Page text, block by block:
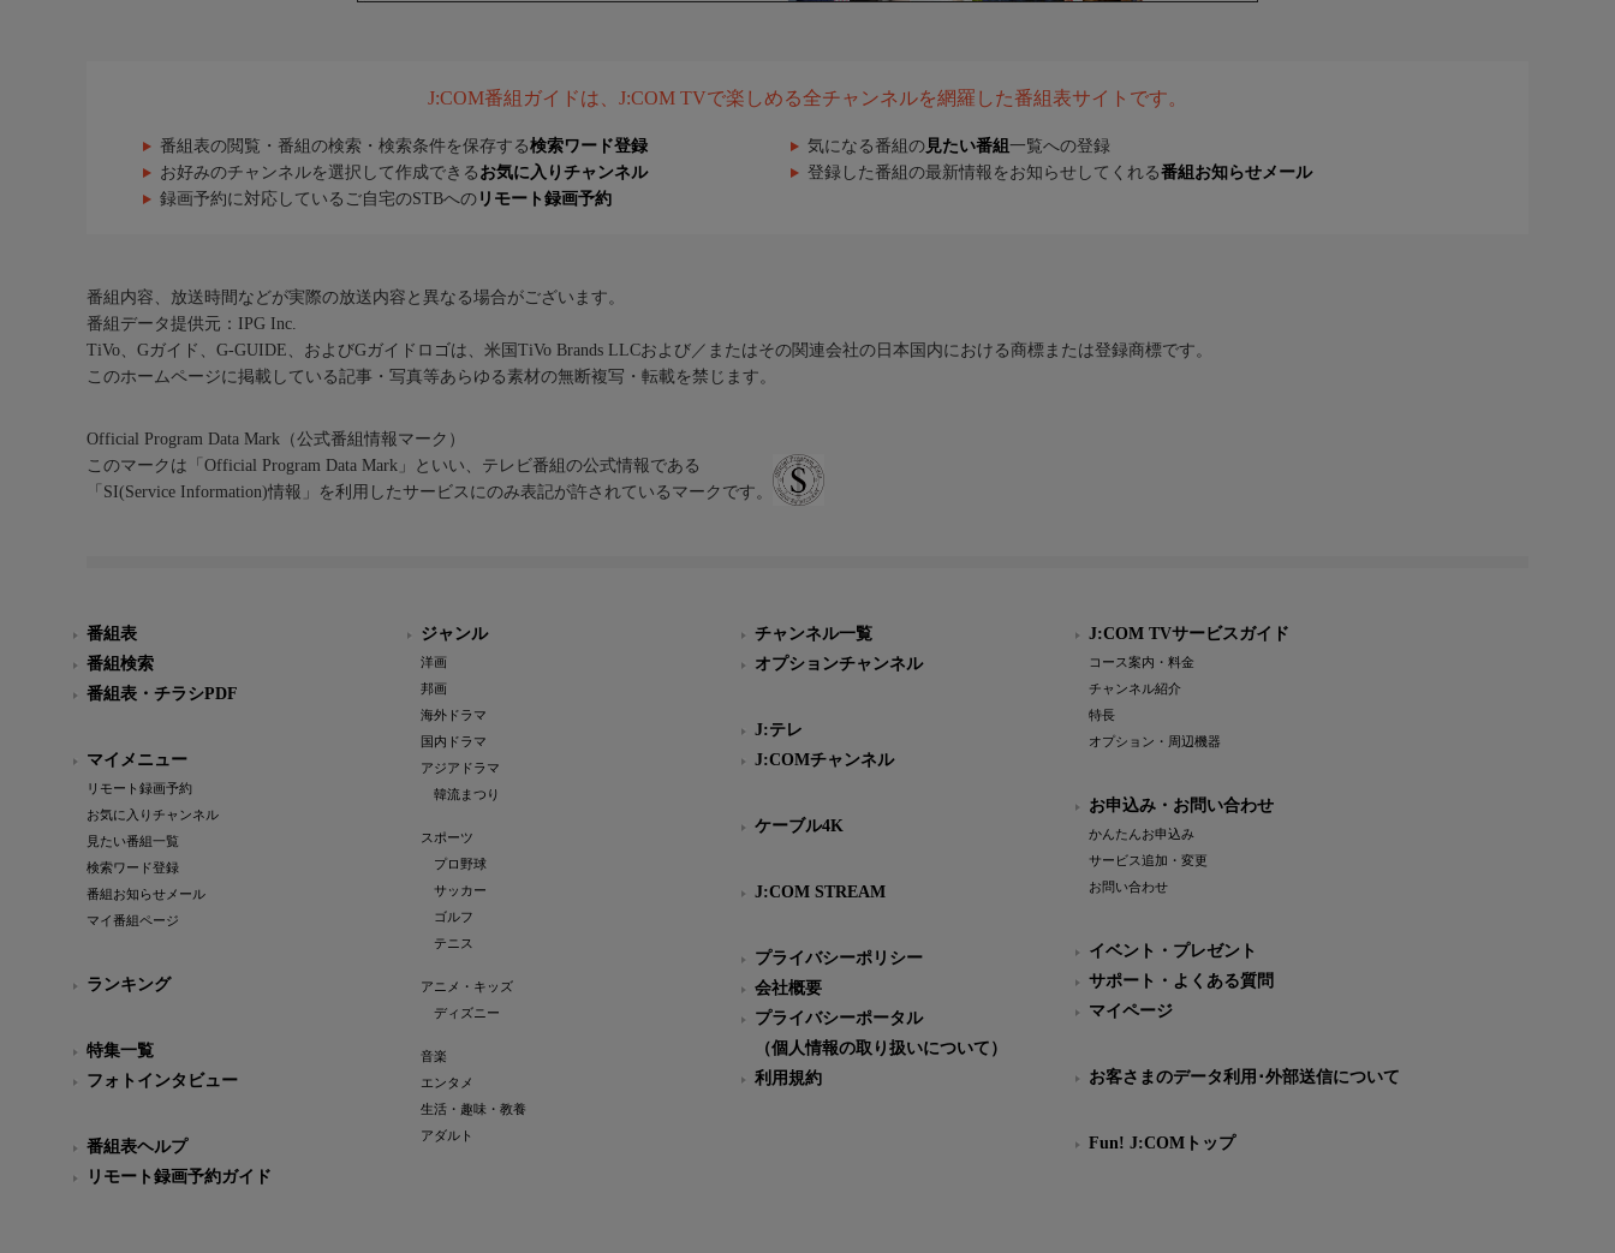
J:COM番組ガイドは、J:COM TVで楽しめる全チャンネルを網羅した番組表サイトです。
番組表の閲覧・番組の検索・検索条件を保存する検索ワード登録 気になる番組の 見たい番組 一覧への登録
お好みのチャンネルを選択して作成できる お気に入りチャンネル 登録した番組の最新情報をお知らせしてくれる番組お知らせメール
録画予約に対応しているご自宅のSTBへの リモート録画予約
番組内容、放送時間などが実際の放送内容と異なる場合がございます。
番組データ提供元：IPG Inc.
TiVo、Gガイド、G-GUIDE、およびGガイドロゴは、米国TiVo Brands LLCおよび／またはその関連会社の日本国内における商標または登録商標です。
このホームページに掲載している記事・写真等あらゆる素材の無断複写・転載を禁じます。
Official Program Data Mark（公式番組情報マーク）
このマークは「Official Program Data Mark」といい、テレビ番組の公式情報である
「SI(Service Information)情報」を利用したサービスにのみ表記が許されているマークです。
番組表
番組検索
番組表・チラシPDF
マイメニュー
リモート録画予約
お気に入りチャンネル
見たい番組一覧
検索ワード登録
番組お知らせメール
マイ番組ページ
ランキング
特集一覧
フォトインタビュー
番組表ヘルプ
リモート録画予約ガイド
ジャンル
洋画
邦画
海外ドラマ
国内ドラマ
アジアドラマ
韓流まつり
スポーツ
プロ野球
サッカー
ゴルフ
テニス
アニメ・キッズ
ディズニー
音楽
エンタメ
生活・趣味・教養
アダルト
チャンネル一覧
オプションチャンネル
J:テレ
J:COMチャンネル
ケーブル4K
J:COM STREAM
プライバシーポリシー
会社概要
プライバシーポータル
（個人情報の取り扱いについて）
利用規約
J:COM TVサービスガイド
コース案内・料金
チャンネル紹介
特長
オプション・周辺機器
お申込み・お問い合わせ
かんたんお申込み
サービス追加・変更
お問い合わせ
イベント・プレゼント
サポート・よくある質問
マイページ
お客さまのデータ利用･外部送信について
Fun! J:COMトップ